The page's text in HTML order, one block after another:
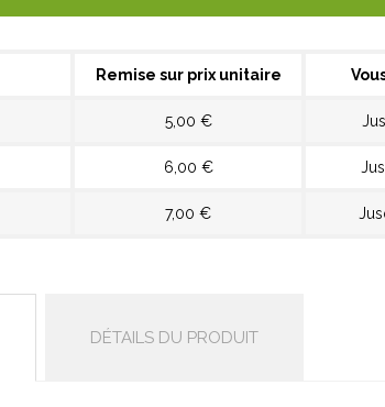
Remise sur prix unitaire
5,00 €
6,00 €
7,00 €
DÉTAILS DU PRODUIT